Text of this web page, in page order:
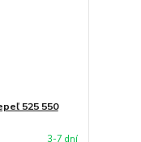
525 550
3-7 dní